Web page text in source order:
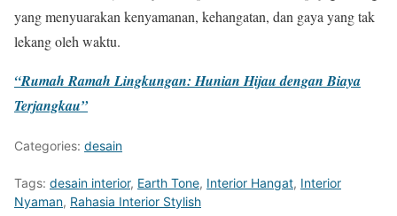
yang menyuarakan kenyamanan, kehangatan, dan gaya yang tak
lekang oleh waktu.
“Rumah Ramah Lingkungan: Hunian Hijau dengan Biaya
Terjangkau”
Categories: desain
Tags: desain interior, Earth Tone, Interior Hangat, Interior
Nyaman, Rahasia Interior Stylish